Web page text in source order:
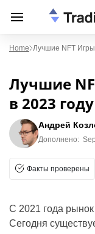
Home Лучшие NFT
Лучшие
в 2023 году
Андрей
Дополнено:
Факты проверены
С 2021 года
Сегодня